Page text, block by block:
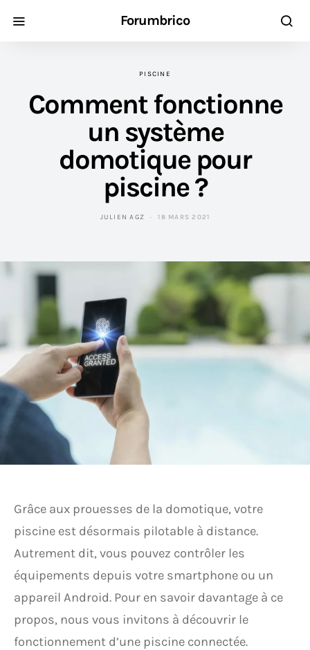
Forumbrico
PISCINE
Comment fonctionne
un système
domotique pour
piscine ?
JULIEN AGZ 18 MARS 2021
Grâce aux prouesses de la domotique, votre
piscine est désormais pilotable à distance.
Autrement dit, vous pouvez contrôler les
équipements depuis votre smartphone ou un
appareil Android. Pour en savoir davantage à ce
propos, nous vous invitons à découvrir le
fonctionnement d’une piscine connectée.